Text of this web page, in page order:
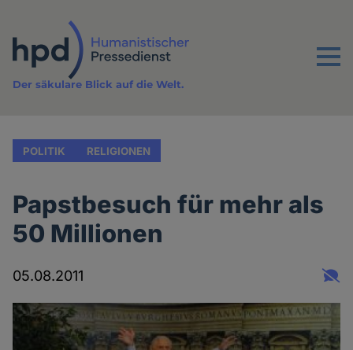
Inhalt
Menu
Der säkulare Blick auf die Welt.
POLITIK RELIGIONEN
Papstbesuch für mehr als
50 Millionen
05.08.2011